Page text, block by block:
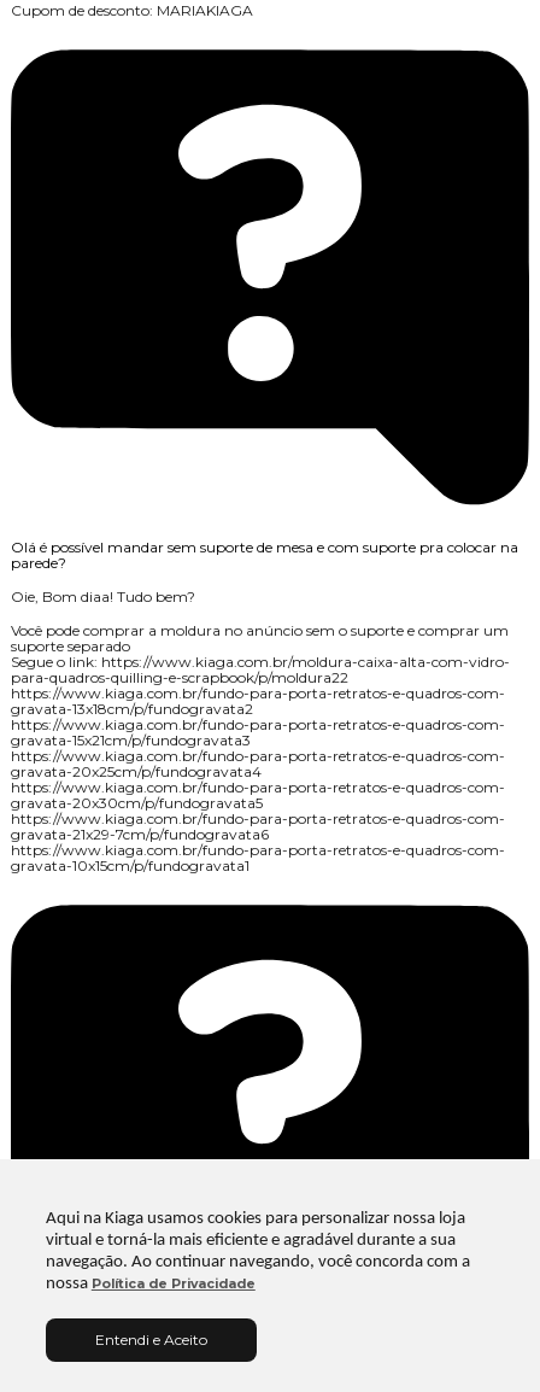
Aqui na Kiaga usamos cookies para personalizar nossa loja
virtual e torná-la mais eficiente e agradável durante a sua
navegação. Ao continuar navegando, você concorda com a
nossa Política de Privacidade
Entendi e Aceito
Cupom de desconto: MARIAKIAGA
Olá é possível mandar sem suporte de mesa e com suporte pra colocar na
parede?
Oie, Bom diaa! Tudo bem?
Você pode comprar a moldura no anúncio sem o suporte e comprar um
suporte separado
Segue o link: https://www.kiaga.com.br/moldura-caixa-alta-com-vidro-
para-quadros-quilling-e-scrapbook/p/moldura22
https://www.kiaga.com.br/fundo-para-porta-retratos-e-quadros-com-
gravata-13x18cm/p/fundogravata2
https://www.kiaga.com.br/fundo-para-porta-retratos-e-quadros-com-
gravata-15x21cm/p/fundogravata3
https://www.kiaga.com.br/fundo-para-porta-retratos-e-quadros-com-
gravata-20x25cm/p/fundogravata4
https://www.kiaga.com.br/fundo-para-porta-retratos-e-quadros-com-
gravata-20x30cm/p/fundogravata5
https://www.kiaga.com.br/fundo-para-porta-retratos-e-quadros-com-
gravata-21x29-7cm/p/fundogravata6
https://www.kiaga.com.br/fundo-para-porta-retratos-e-quadros-com-
gravata-10x15cm/p/fundogravata1